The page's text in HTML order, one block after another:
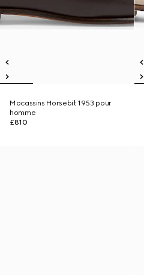
Mocassins Horsebit 1953 pour
homme
£810